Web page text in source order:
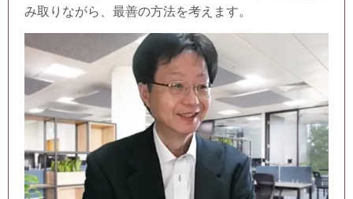
み取りながら、最善の方法を考えます。